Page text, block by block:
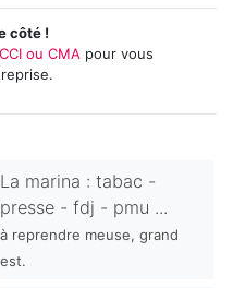
côté !
ou CMA pour vous
La marina : tabac -
presse - fdj - pmu ...
à reprendre meuse, grand
est.